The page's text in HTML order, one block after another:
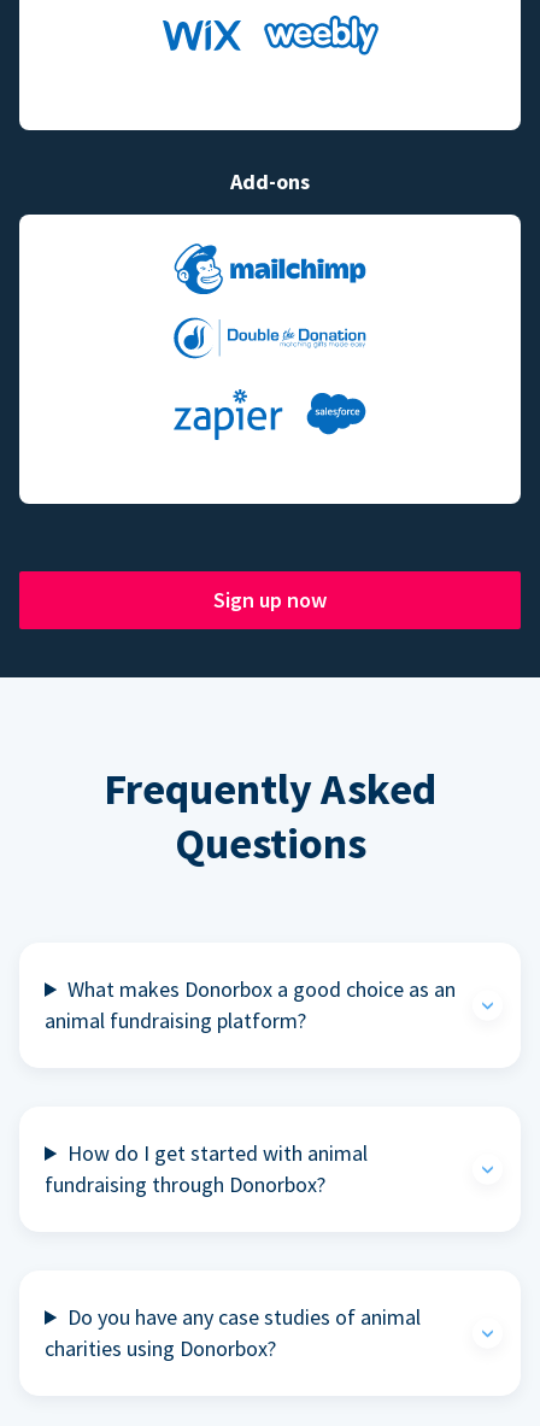
Add-ons
Sign up now
Frequently Asked
Questions
What makes Donorbox a good choice as an
animal fundraising platform?
How do I get started with animal
fundraising through Donorbox?
Do you have any case studies of animal
charities using Donorbox?